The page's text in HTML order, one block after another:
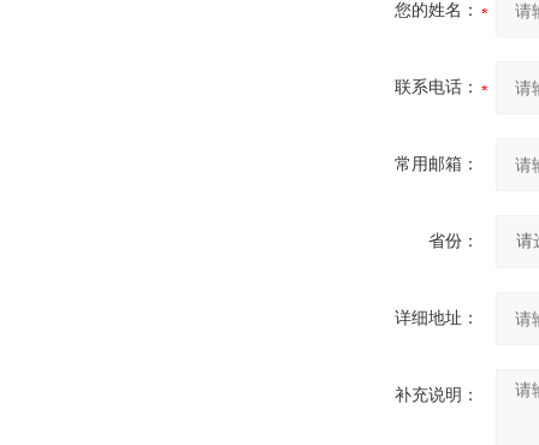
您的姓名：
联系电话：
常用邮箱：
省份：
详细地址：
补充说明：